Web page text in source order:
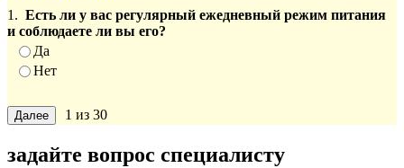
1. Есть ли у вас регулярный ежедневный режим питания
и соблюдаете ли вы его?
Да
Нет
1 из 30
задайте вопрос специалисту